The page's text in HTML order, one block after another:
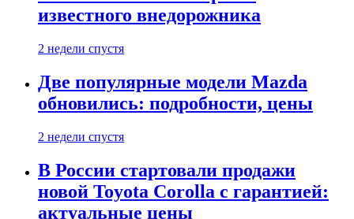
известного внедорожника
2 недели спустя
Две популярные модели Mazda
обновились: подробности, цены
2 недели спустя
В России стартовали продажи
новой Toyota Corolla с гарантией:
актуальные цены